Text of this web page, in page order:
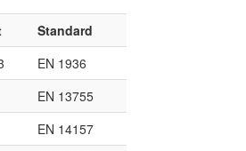
Standard
EN 1936
EN 13755
EN 14157